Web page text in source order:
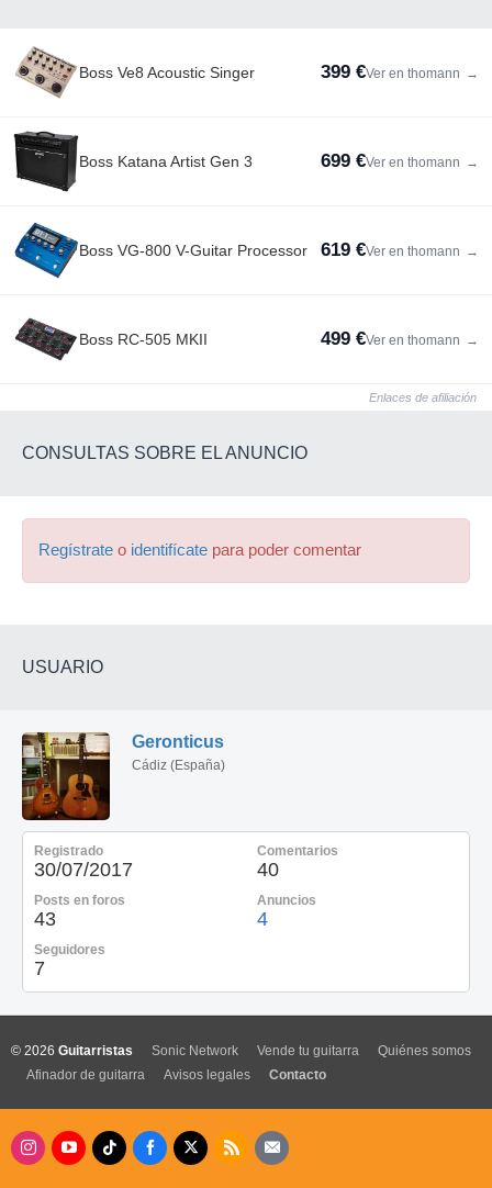
Boss Ve8 Acoustic Singer 399 €Ver en thomann →
Boss Katana Artist Gen 3 699 €Ver en thomann →
Boss VG-800 V-Guitar Processor 619 €Ver en thomann →
Boss RC-505 MKII 499 €Ver en thomann →
Enlaces de afiliación
CONSULTAS SOBRE EL ANUNCIO
Regístrate o identifícate para poder comentar
USUARIO
Geronticus
Cádiz (España)
Registrado
30/07/2017
Comentarios
40
Posts en foros
43
Anuncios
4
Seguidores
7
© 2026 Guitarristas Sonic Network Vende tu guitarra
Quiénes somos
Afinador de guitarra
Avisos legales Contacto